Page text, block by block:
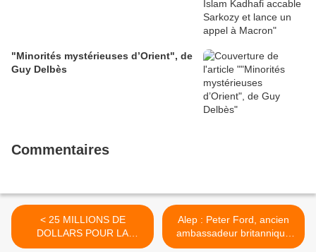
"Minorités mystérieuses d’Orient", de
Guy Delbès
Commentaires
< 25 MILLIONS DE
DOLLARS POUR LA
CAPTURE DU CHEF DE
Alep : Peter Ford, ancien
ambassadeur britannique
en Syrie, démonte la